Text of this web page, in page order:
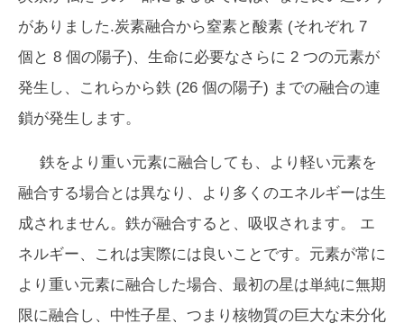
がありました.炭素融合から窒素と酸素 (それぞれ 7
個と 8 個の陽子)、生命に必要なさらに 2 つの元素が
発生し、これらから鉄 (26 個の陽子) までの融合の連
鎖が発生します。
鉄をより重い元素に融合しても、より軽い元素を
融合する場合とは異なり、より多くのエネルギーは生
成されません。鉄が融合すると、 吸収 されます。 エ
ネルギー、これは実際には良いことです。元素が常に
より重い元素に融合した場合、最初の星は単純に無期
限に融合し、中性子星、つまり核物質の巨大な未分化